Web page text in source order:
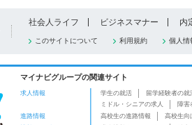
社会人ライフ ビジネスマナー 内
このサイトについて 利用規約 個人情
マイナビグループの関連サイト
求人情報 学生の就活 留学経験者の就
ミドル・シニアの求人
障害
進路情報
高校生の進路情報
高校生向